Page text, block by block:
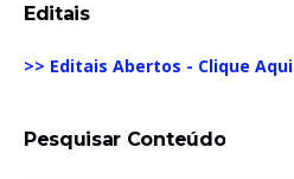
Editais
>> Editais Abertos - Clique Aqui
Pesquisar Conteúdo